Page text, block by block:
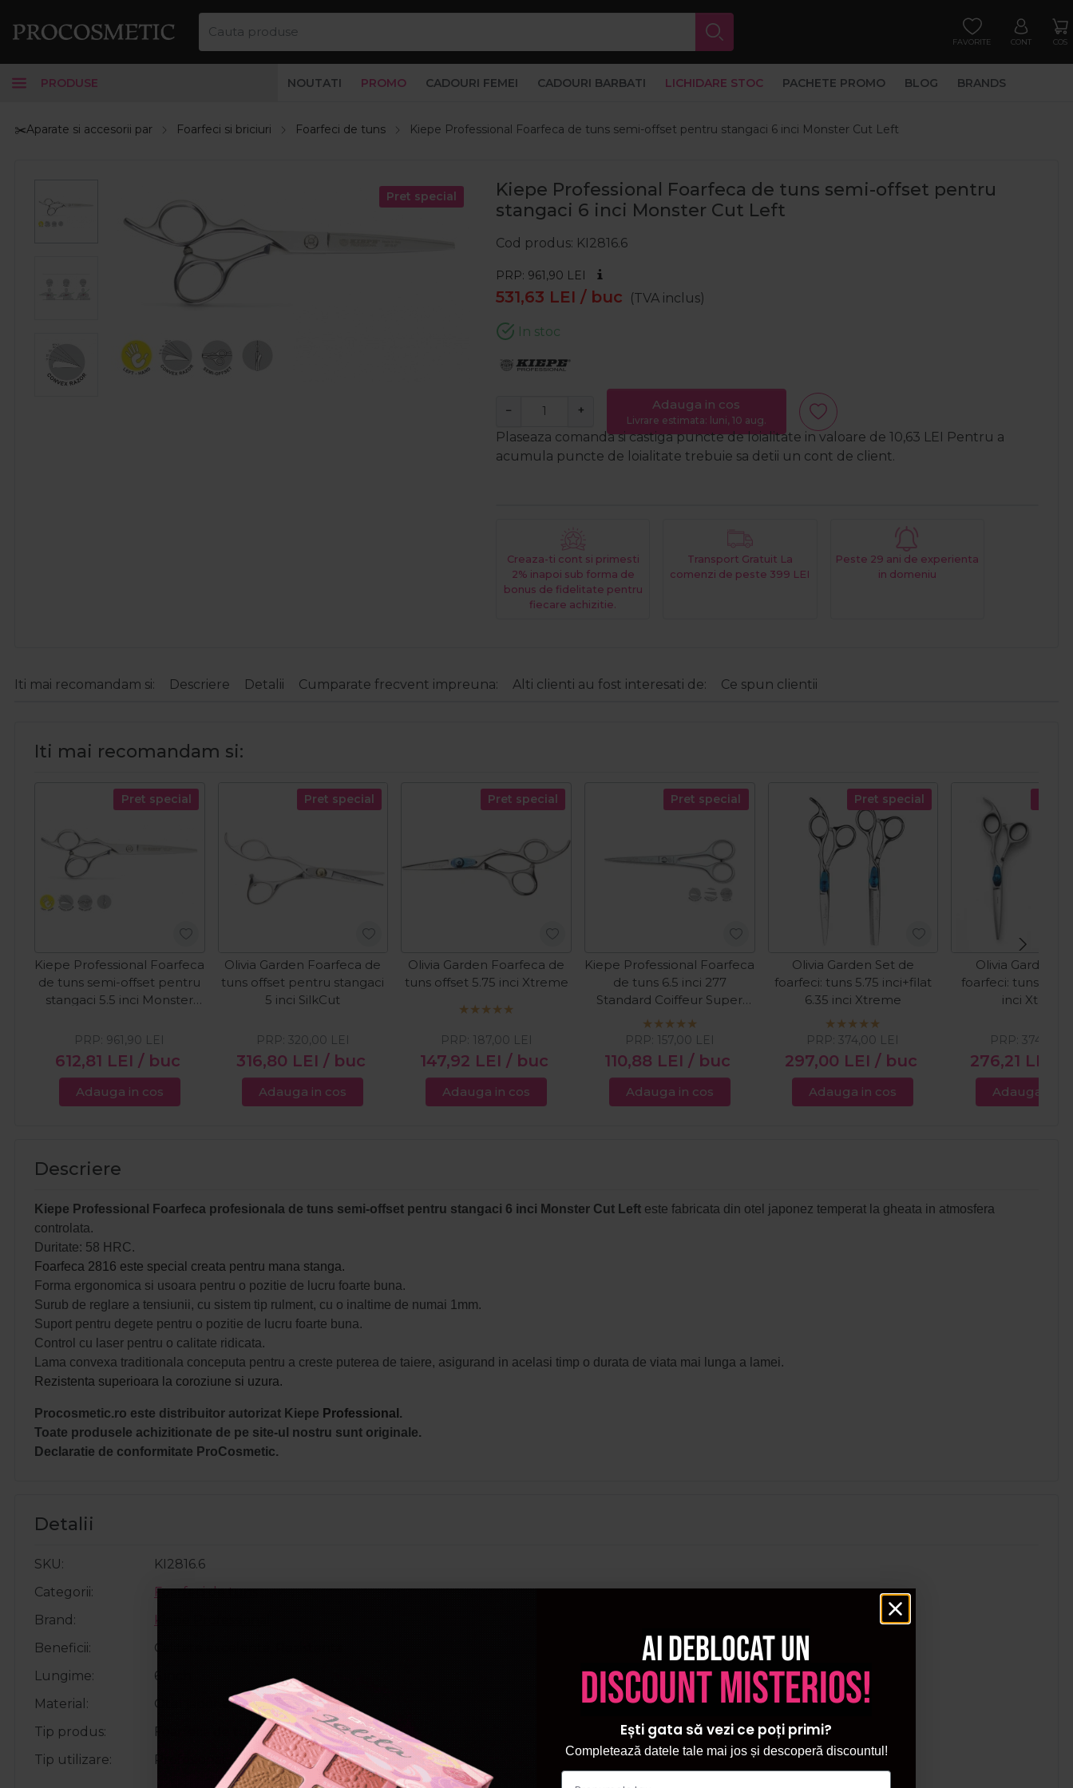
FAVORITE CONT COS
PRODUSE NOUTATI PROMO CADOURI FEMEI CADOURI BARBATI LICHIDARE STOC PACHETE PROMO BLOG BRANDS
✂️Aparate si accesorii par Foarfeci si briciuri Foarfeci de tuns Kiepe Professional Foarfeca de tuns semi-offset pentru stangaci 6 inci Monster Cut Left
Pret special
Kiepe Professional Foarfeca de tuns semi-offset pentru
stangaci 6 inci Monster Cut Left
Cod produs KI2816.6
PRP: 961,90 LEI
531,63 LEI / buc (TVA inclus)
In stoc
− + Adauga in cos
Livrare estimata: luni, 10 aug.
Plaseaza comanda si castiga puncte de loialitate in valoare de 10,63 LEI Pentru a
acumula puncte de loialitate trebuie sa detii un cont de client.
Creaza-ti cont si primesti
2% inapoi sub forma de
bonus de fidelitate pentru
fiecare achizitie.
Transport Gratuit La
comenzi de peste 399 LEI
Peste 29 ani de experienta
in domeniu
Iti mai recomandam si: Descriere Detalii Cumparate frecvent impreuna: Alti clienti au fost interesati de: Ce spun clientii
Iti mai recomandam si:
Pret special
Kiepe Professional Foarfeca
de tuns semi-offset pentru
stangaci 5.5 inci Monster
612,81 LEI / buc
PRP: 961,90 LEI
Adauga in cos
Pret special
Olivia Garden Foarfeca de
tuns offset pentru stangaci
5 inci SilkCut
316,80 LEI / buc
PRP: 320,00 LEI
Adauga in cos
Pret special
Olivia Garden Foarfeca de
tuns offset 5.75 inci Xtreme
147,92 LEI / buc
PRP: 187,00 LEI
Adauga in cos
Pret special
Kiepe Professional Foarfeca
de tuns 6.5 inci 277
Standard Coiffeur Super
Line
110,88 LEI / buc
PRP: 157,00 LEI
Adauga in cos
Pret special
Olivia Garden Set de
foarfeci: tuns 5.75 inci+filat
6.35 inci Xtreme
297,00 LEI / buc
PRP:374,00 LEI
Adauga in cos
Olivia Garden
foarfeci: tuns 5
inci Xtreme
276,21 LEI
PRP:374,00
Adauga in
Descriere
Kiepe Professional Foarfeca profesionala de tuns semi-offset pentru stangaci 6 inci Monster Cut Left este fabricata din otel japonez temperat la gheata in atmosfera
controlata.
Duritate: 58 HRC.
Foarfeca 2816 este special creata pentru mana stanga.
Forma ergonomica si usoara pentru o pozitie de lucru foarte buna.
Surub de reglare a tensiunii, cu sistem tip rulment, cu o inaltime de numai 1mm.
Suport pentru degete pentru o pozitie de lucru foarte buna.
Control cu laser pentru o calitate ridicata.
Lama convexa traditionala conceputa pentru a creste puterea de taiere, asigurand in acelasi timp o durata de viata mai lunga a lamei.
Rezistenta superioara la coroziune si uzura.
Procosmetic.ro este distribuitor autorizat Kiepe Professional .
Toate produsele achizitionate de pe site-ul nostru sunt originale.
Declaratie de conformitate ProCosmetic.
Detalii
SKU
KI2816.6
Categorii
Foarfeci de tuns
Brand
Kiepe Professional
Beneficii
Calitate excelenta, Rezistenta
Lungime
6 inch
Material
Otel japonez
Tip produs
Foarfeca de tuns
Tip utilizare
Profesional
Ai deblocat un
discount misterios!
Ești gata să vezi ce poți primi?
Completează datele tale mai jos și descoperă discountul!